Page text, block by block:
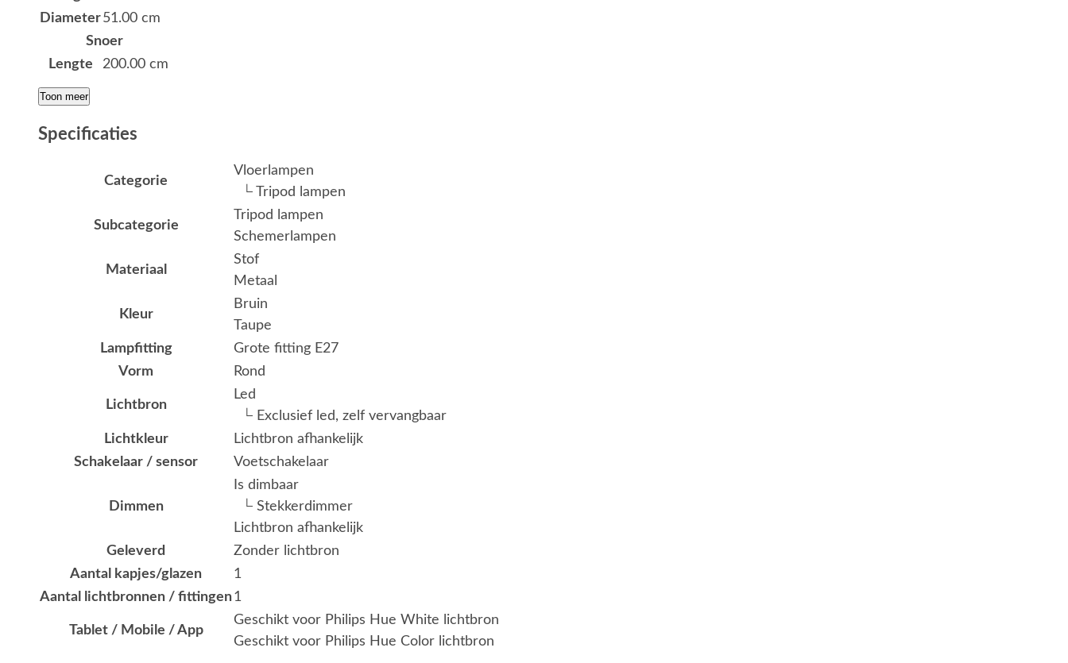
Diameter51.00 cm
Snoer
Lengte
200.00 cm
Toon meer
Specificaties
Categorie
Vloerlampen
└ Tripod lampen
Subcategorie
Tripod lampen
Schemerlampen
Materiaal
Stof
Metaal
Kleur
Bruin
Taupe
Lampfitting
Grote fitting E27
Vorm
Rond
Lichtbron
Led
└ Exclusief led, zelf vervangbaar
Lichtkleur
Lichtbron afhankelijk
Schakelaar / sensor
Voetschakelaar
Dimmen
Is dimbaar
└ Stekkerdimmer
Lichtbron afhankelijk
Geleverd
Zonder lichtbron
Aantal kapjes/glazen
1
Aantal lichtbronnen / fittingen1
Tablet / Mobile / App
Geschikt voor Philips Hue White lichtbron
Geschikt voor Philips Hue Color lichtbron